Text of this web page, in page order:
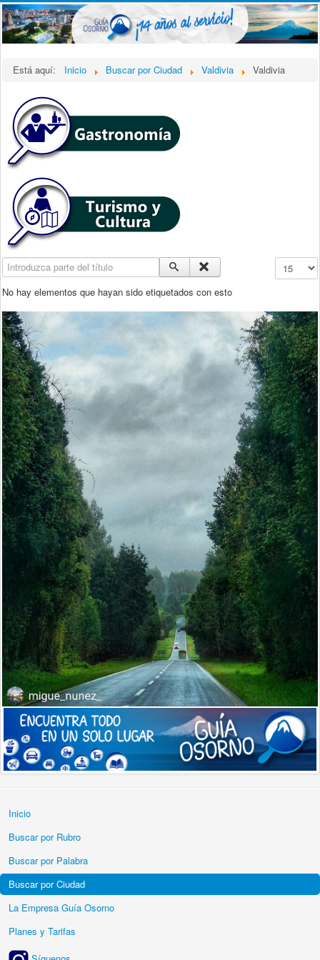
Está aquí: Inicio Buscar por Ciudad Valdivia Valdivia
Introduzca parte del título Cantidad
No hay elementos que hayan sido etiquetados con esto
Inicio
Buscar por Rubro
Buscar por Palabra
Buscar por Ciudad
La Empresa Guía Osorno
Planes y Tarifas